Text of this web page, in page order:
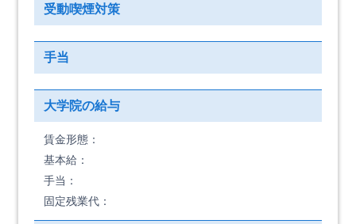
受動喫煙対策
手当
大学院の給与
賃金形態：
基本給：
手当：
固定残業代：